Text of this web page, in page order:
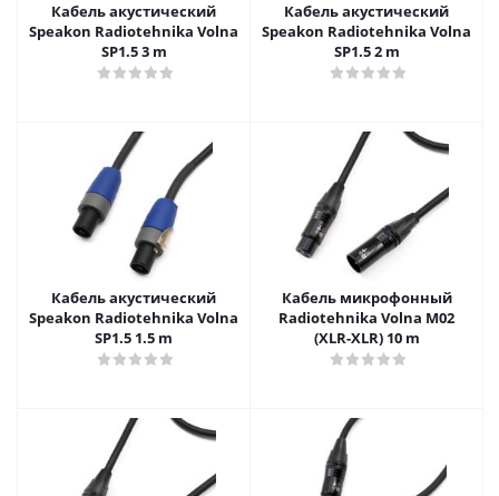
Кабель акустический
Speakon Radiotehnika Volna
SP1.5 3 m
Кабель акустический
Speakon Radiotehnika Volna
SP1.5 2 m
Кабель акустический
Speakon Radiotehnika Volna
SP1.5 1.5 m
Кабель микрофонный
Radiotehnika Volna M02
(XLR-XLR) 10 m